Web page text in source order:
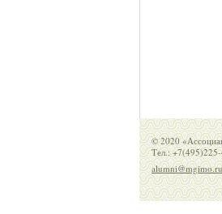
© 2020
Тел.:
alumni@mgimo.ru